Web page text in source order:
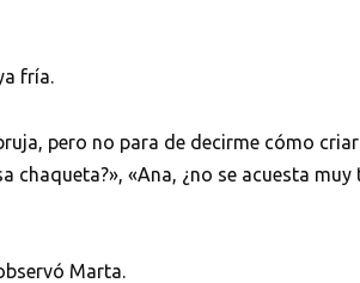
fría.
pero no para de decirme cómo
chaqueta?», «Ana, ¿no se acuesta muy
Marta.